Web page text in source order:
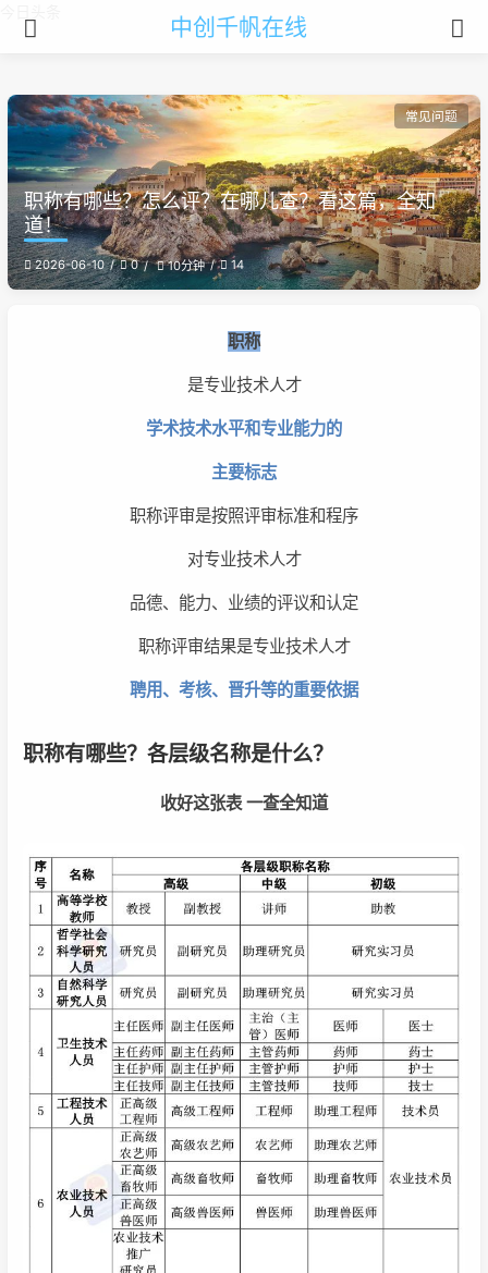
中创千帆在线
常见问题
职称有哪些？怎么评？在哪儿查？看这篇，全知
道！
2026-06-10 0 10分钟 14
职称
是专业技术人才
学术技术水平和专业能力的
主要标志
职称评审是按照评审标准和程序
对专业技术人才
品德、能力、业绩的评议和认定
职称评审结果是专业技术人才
聘用、考核、晋升等的重要依据
职称有哪些？各层级名称是什么？
收好这张表 一查全知道